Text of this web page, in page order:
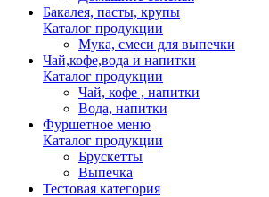
Бакалея, пасты, крупы
Каталог продукции
Мука, смеси для выпечки
Чай,кофе,вода и напитки
Каталог продукции
Чай, кофе , напитки
Вода, напитки
Фуршетное меню
Каталог продукции
Брускетты
Выпечка
Тестовая категория